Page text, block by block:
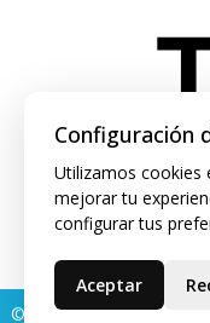
© 2026 TRX Market.
Configuración
Utilizamos cookies
mejorar tu
configurar tus
Aceptar